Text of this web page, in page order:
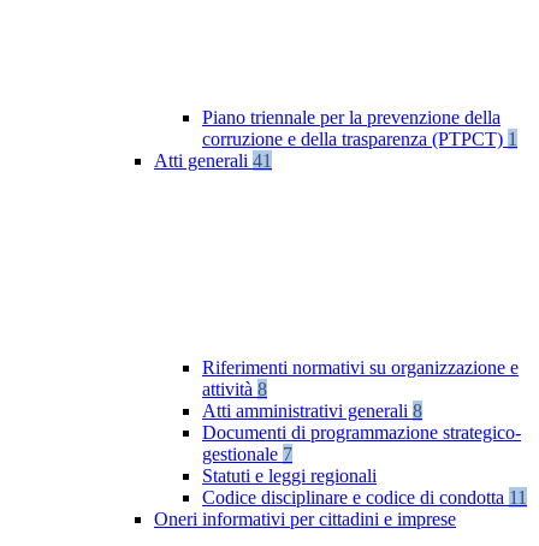
Piano triennale per la prevenzione della
corruzione e della trasparenza (PTPCT) 1
Atti generali 41
Riferimenti normativi su organizzazione e
attività 8
Atti amministrativi generali 8
Documenti di programmazione strategico-
gestionale 7
Statuti e leggi regionali
Codice disciplinare e codice di condotta 11
Oneri informativi per cittadini e imprese